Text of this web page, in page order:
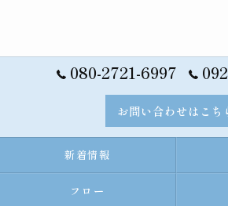
080-2721-6997
お問い合わせはこち
新着情報
フロー